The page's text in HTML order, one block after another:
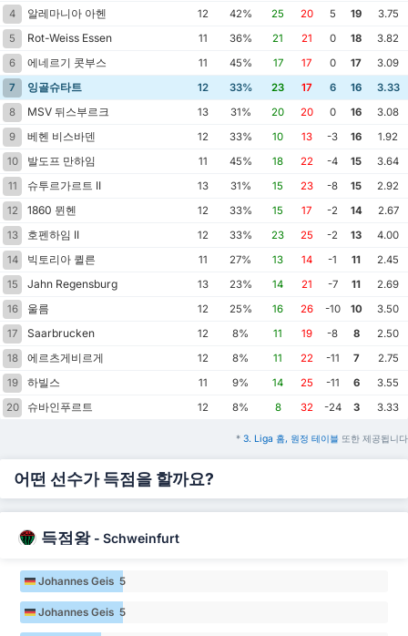
4
알레마니아 아헨 12 42% 25 20 5 19
3.75
5
Rot-Weiss Essen 11 36% 21 21 0 18
3.82
6
에네르기 콧부스 11 45% 17 17 0 17
3.09
7
잉골슈타트 12 33% 23 17 6 16
3.33
8
MSV 뒤스부르크 13 31% 20 20 0 16
3.08
9
베헨 비스바덴 12 33% 10 13 -3 16
1.92
10
발도프 만하임 11 45% 18 22 -4 15
3.64
11
슈투르가르트 II 13 31% 15 23 -8 15
2.92
12
1860 뮌헨 12 33% 15 17 -2 14
2.67
13
호펜하임 II 12 33% 23 25 -2 13
4.00
14
빅토리아 퀼른 11 27% 13 14 -1 11
2.45
15
Jahn Regensburg 13 23% 14 21 -7 11
2.69
16
울름 12 25% 16 26 -10 10
3.50
17
Saarbrucken 12 8% 11 19 -8 8
2.50
18
에르츠게비르게 12 8% 11 22 -11 7
2.75
19
하빌스 11 9% 14 25 -11 6
3.55
20
슈바인푸르트 12 8% 8 32 -24 3 3.33
* 3. Liga 홈, 원정 테이블 또한 제공됩니다
어떤 선수가 득점을 할까요?
득점왕 - Schweinfurt
Johannes Geis 5
Johannes Geis 5